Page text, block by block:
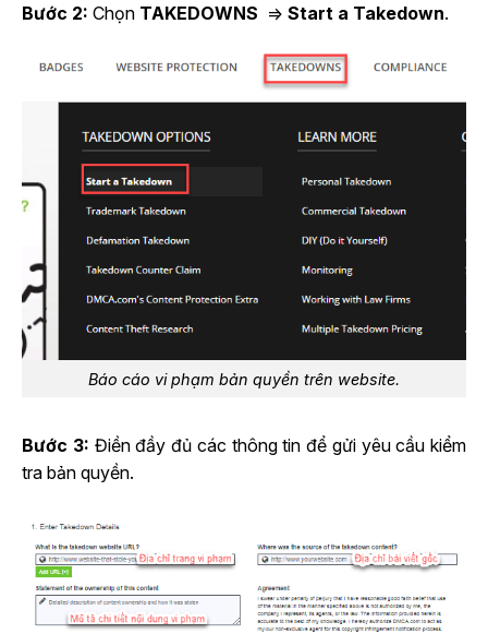
Bước 2: Chọn TAKEDOWNS => Start a Takedown.
Báo cáo vi phạm bản quyền trên website.
Bước 3: Điền đầy đủ các thông tin để gửi yêu cầu kiểm
tra bản quyền.